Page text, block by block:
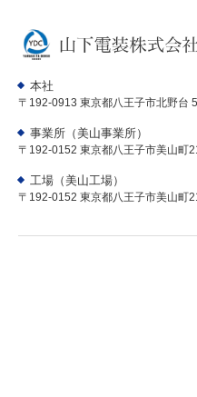
本社
〒192-0913 東京都八王子市北野台
事業所（美山事業所）
〒192-0152 東京都八王子市美山町
工場（美山工場）
〒192-0152 東京都八王子市美山町